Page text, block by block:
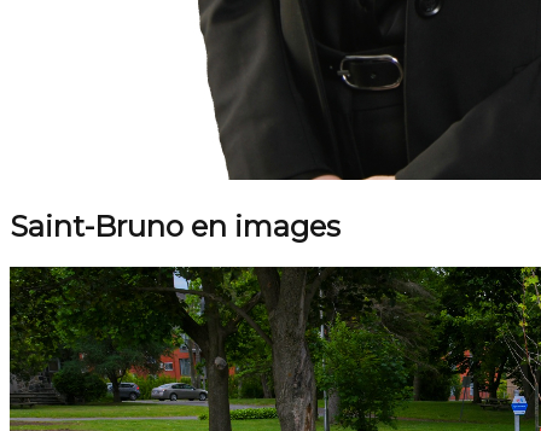
Saint-Bruno en images